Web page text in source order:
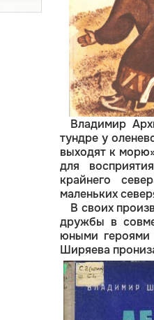
Владимир
тундре у
выходят к
для
крайнего
маленьких
В своих
дружбы в
юными героями
Ширяева